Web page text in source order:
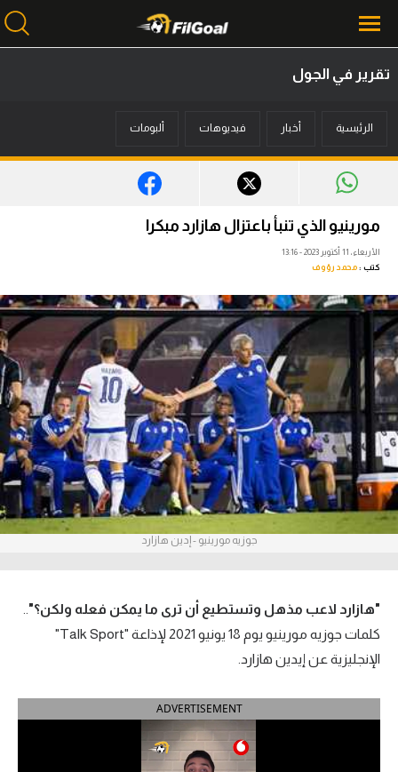
أخبار
ميركاتو
مسابقة التوقعات
فيديوهات
عدسات
آراء حرة
ركن الألعاب
بطولات
الدوري الإنجليزي الممتاز
الدوري الإسباني
تقرير في الجول
الرئيسية أخبار فيديوهات ألبومات
مورينيو الذي تنبأ باعتزال هازارد مبكرا
الأربعاء، 11 أكتوبر 2023 - 13:16
كتب :محمد رؤوف
جوزيه مورينيو - إدين هازارد
"هازارد لاعب مذهل وتستطيع أن ترى ما يمكن فعله ولكن؟"
كلمات جوزيه مورينيو يوم 18 يونيو 2021 لإذاعة "Talk Sport"
الإنجليزية عن إيدين هازارد.
ADVERTISEMENT